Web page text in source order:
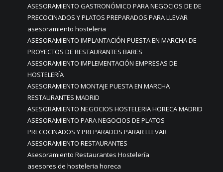
ASESORAMIENTO GASTRONÓMICO PARA NEGOCIOS DE DE
PRECOCINADOS Y PLATOS PREPARADOS PARA LLEVAR
asesoramiento hosteleria
ASESORAMIENTO IMPLANTACIÓN PUESTA EN MARCHA DE
PROYECTOS DE RESTAURANTES BARES
ASESORAMIENTO IMPLEMENTACIÓN EMPRESAS DE
HOSTELERÍA
ASESORAMIENTO MONTAJE PUESTA EN MARCHA
RESTAURANTES MADRID
ASESORAMIENTO NEGOCIOS HOSTELERIA HORECA MADRID
ASESORAMIENTO PARA NEGOCIOS DE PLATOS
PRECOCINADOS Y PREPARADOS PARAR LLEVAR
ASESORAMIENTO RESTAURANTES
Asesoramiento Restaurantes Hostelería
asesores de hosteleria horeca